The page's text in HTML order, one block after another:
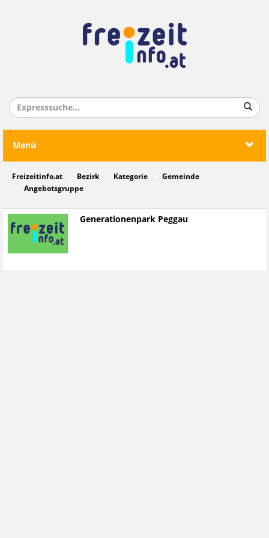
Menü
Freizeitinfo.at Bezirk Kategorie
Gemeinde
Angebotsgruppe
Generationenpark Peggau